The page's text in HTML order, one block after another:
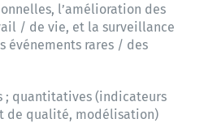
l’amélioration des
/ de vie, et la surveillance
événements rares / des
; quantitatives (indicateurs
de qualité, modélisation)